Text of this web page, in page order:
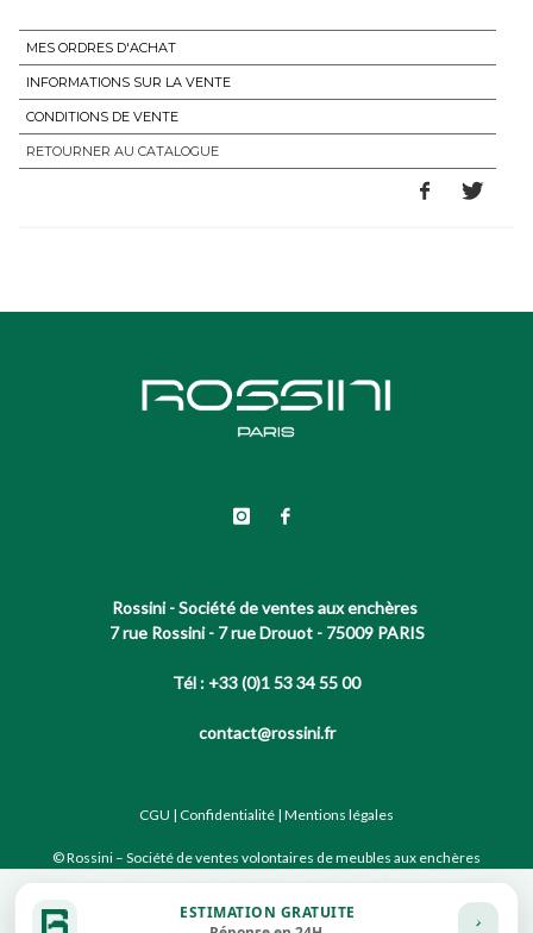
MES ORDRES D'ACHAT
INFORMATIONS SUR LA VENTE
CONDITIONS DE VENTE
RETOURNER AU CATALOGUE
Rossini - Société de ventes aux enchères
7 rue Rossini - 7 rue Drouot - 75009 PARIS
Tél : +33 (0)1 53 34 55 00
contact@rossini.fr
CGU | Confidentialité | Mentions légales
© Rossini – Société de ventes volontaires de meubles aux enchères
ESTIMATION GRATUITE